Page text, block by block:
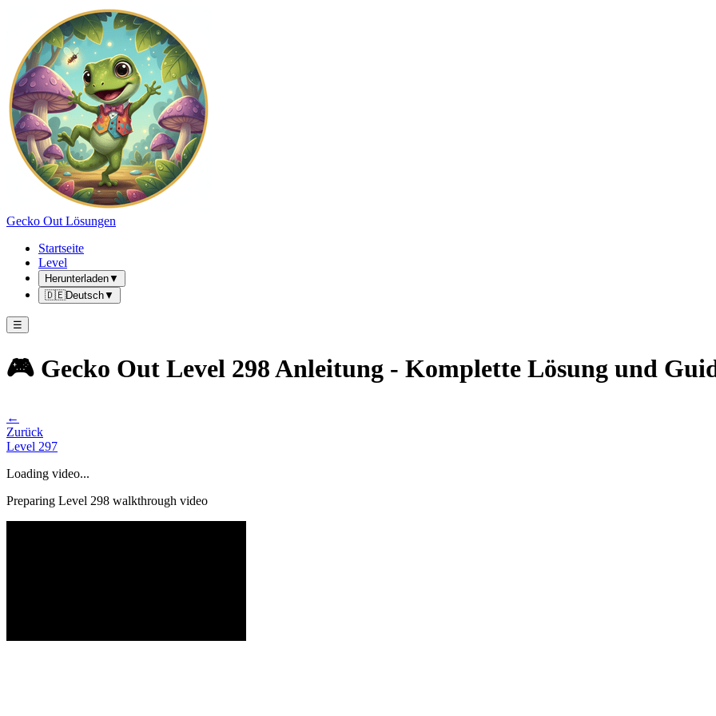
Gecko Out Lösungen
Startseite
Level
Herunterladen▼
🇩🇪Deutsch▼
☰
🎮 Gecko Out Level 298 Anleitung - Komplette Lösung und
←
Zurück
Level 297
Loading video...
Preparing Level 298 walkthrough video